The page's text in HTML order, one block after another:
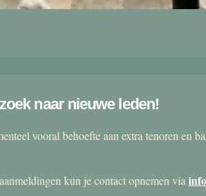
naar nieuwe leden!
vooral behoefte aan extra tenoren en
kun je contact opnemen via